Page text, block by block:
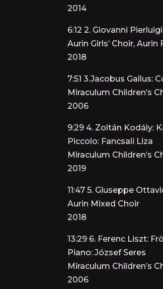
2014
6:12 2. Giovanni
Aurin Girls’ Choir,
2018
7:51 3.Jacobus Gallus:
Miraculum Children’s
2006
9:29 4. Zoltán Kodály:
Piccolo: Fancsali Liza
Miraculum Children’s
2019
11:47 5. Giuseppe
Aurin Mixed Choir
2018
13:29 6. Ferenc Liszt:
Piano: József Seres
Miraculum Children’s
2006